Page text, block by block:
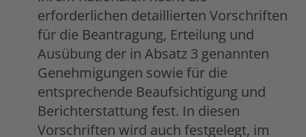
erforderlichen detaillierten Vorschriften
für die Beantragung, Erteilung und
Ausübung der in Absatz 3 genannten
Genehmigungen sowie für die
entsprechende Beaufsichtigung und
Berichterstattung fest. In diesen
Vorschriften wird auch festgelegt, im